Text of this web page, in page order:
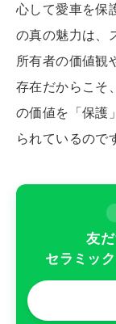
心して愛車を保
の真の魅力は、
所有者の価値観
存在だからこそ
の価値を「保護
られているので
友
セラミッ